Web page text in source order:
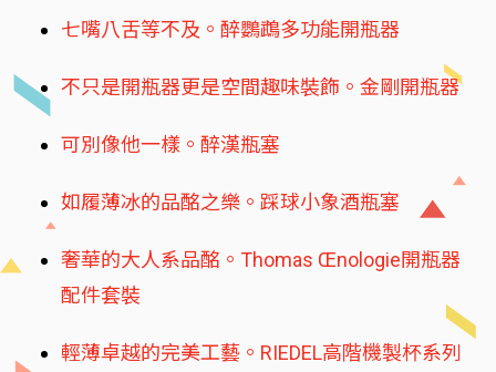
七嘴八舌等不及。醉鸚鵡多功能開瓶器
不只是開瓶器更是空間趣味裝飾。金剛開瓶器
可別像他一樣。醉漢瓶塞
如履薄冰的品酩之樂。踩球小象酒瓶塞
奢華的大人系品酩。Thomas Œnologie開瓶器
配件套裝
輕薄卓越的完美工藝。RIEDEL高階機製杯系列